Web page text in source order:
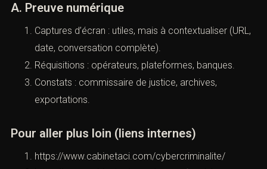
correctionnelle/
IX). — Cybercriminalité
(Infractions pénales : comprendre,
Le pénal numérique repose sur une idée simple : la
preuve existe, mais elle est fragile si elle n’est pas